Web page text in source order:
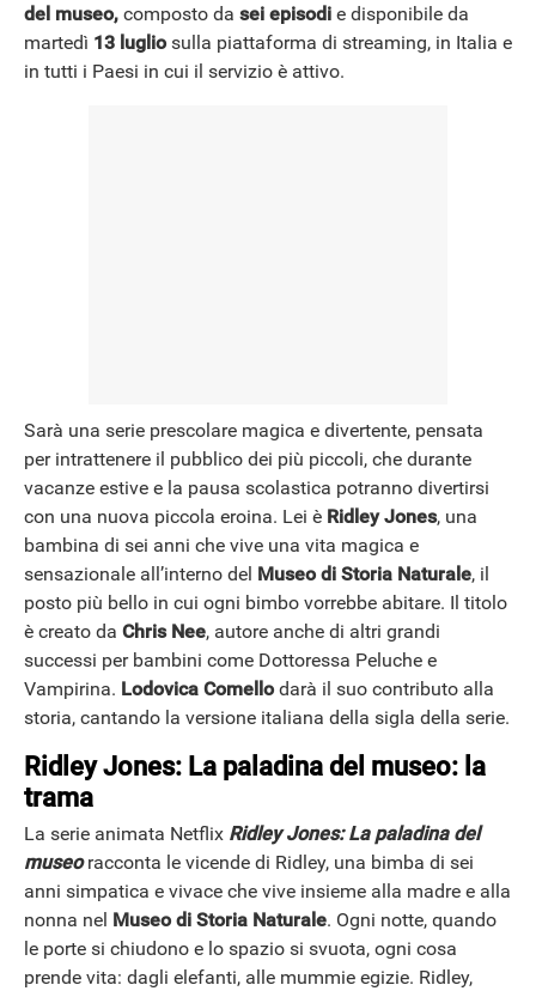
del museo, composto da sei episodi e disponibile da
martedì 13 lugliosulla piattaforma di streaming, in Italia e
in tutti i Paesi in cui il servizio è attivo.
Sarà una serie prescolare magica e divertente, pensata
per intrattenere il pubblico dei più piccoli, che durante
vacanze estive e la pausa scolastica potranno divertirsi
con una nuova piccola eroina. Lei è Ridley Jones, una
bambina di sei anni che vive una vita magica e
sensazionale all’interno del Museo di Storia Naturale, il
posto più bello in cui ogni bimbo vorrebbe abitare. Il titolo
è creato da Chris Nee, autore anche di altri grandi
successi per bambini come Dottoressa Peluche e
Vampirina. Lodovica Comellodarà il suo contributo alla
storia, cantando la versione italiana della sigla della serie.
Ridley Jones: La paladina del museo: la
trama
La serie animata Netflix Ridley Jones: La paladina del
museoracconta le vicende di Ridley, una bimba di sei
anni simpatica e vivace che vive insieme alla madre e alla
nonna nel Museo di Storia Naturale. Ogni notte, quando
le porte si chiudono e lo spazio si svuota, ogni cosa
prende vita: dagli elefanti, alle mummie egizie. Ridley,